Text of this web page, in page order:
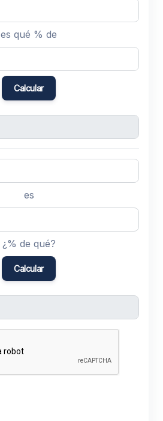
es qué % de
Calcular
es
¿% de qué?
Calcular